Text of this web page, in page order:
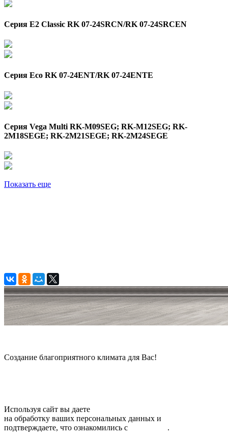
Серия E2 Classic RK 07-24SRCN/RK 07-24SRCEN
Серия Eco RK 07-24ENT/RK 07-24ENTE
Серия Vega Multi RK-M09SEG; RK-M12SEG; RK-
2M18SEGE; RK-2M21SEGE; RK-2M24SEGE
Показать еще
Создание благоприятного климата для Вас!
Используя сайт вы даете
на обработку ваших персональных данных и
подтверждаете, что ознакомились с
.